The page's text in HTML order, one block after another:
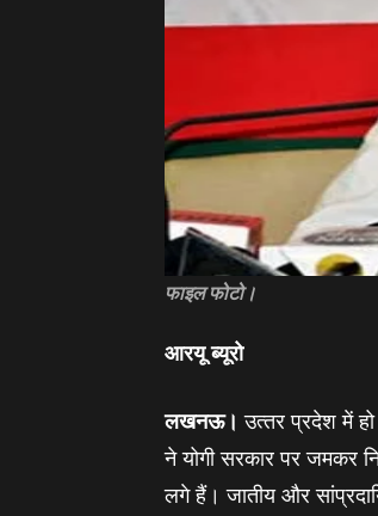
फाइल फोटो।
आरयू ब्‍यूरो
लखनऊ। उत्‍तर प्रदेश में
ने योगी सरकार पर जमकर
लगे हैं। जातीय और